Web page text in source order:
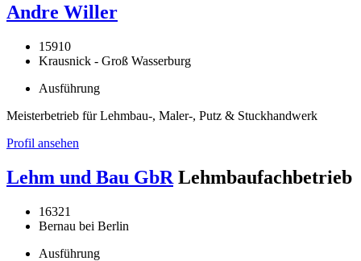
Andre Willer
15910
Krausnick - Groß Wasserburg
Ausführung
Meisterbetrieb für Lehmbau-, Maler-, Putz & Stuckhandwerk
Profil ansehen
Lehm und Bau GbR Lehmbaufachbetrieb
16321
Bernau bei Berlin
Ausführung